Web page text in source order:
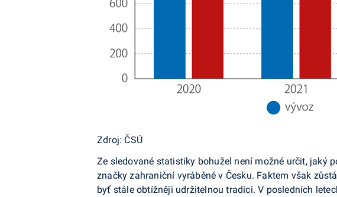
Zdroj: ČSÚ
Ze sledované statistiky bohužel není možné určit, jaký
značky zahraniční vyráběné v Česku. Faktem však
byť stále obtížněji udržitelnou tradici. V posledních